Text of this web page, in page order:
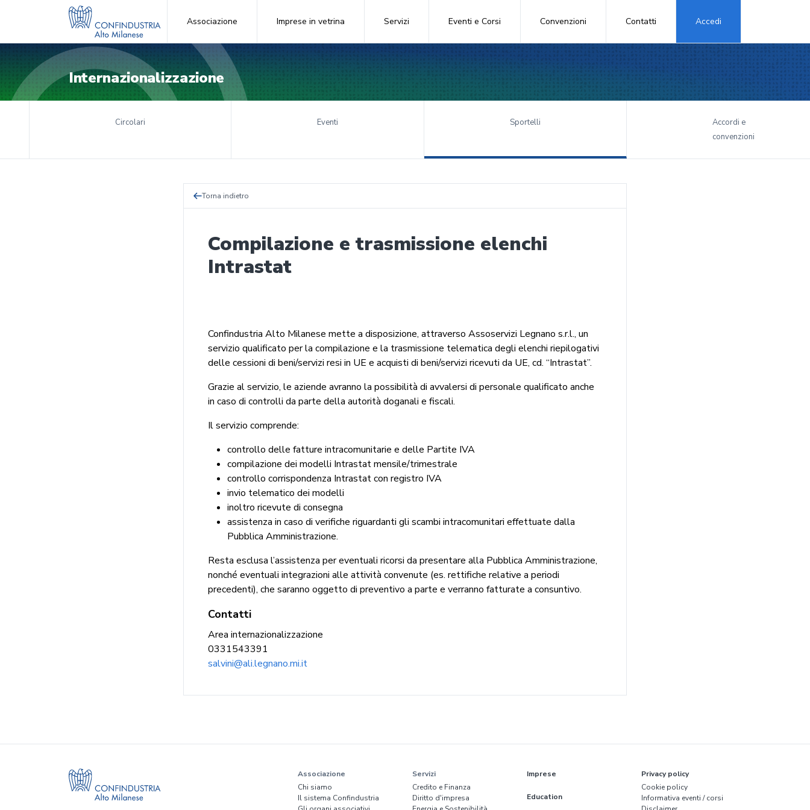
Associazione Imprese in vetrina Servizi Eventi e Corsi Convenzioni Contatti Accedi
Internazionalizzazione
Circolari Eventi Sportelli
Accordi e
convenzioni
Torna indietro
Compilazione e trasmissione elenchi
Intrastat
Confindustria Alto Milanese mette a disposizione, attraverso Assoservizi Legnano s.r.l., un
servizio qualificato per la compilazione e la trasmissione telematica degli elenchi riepilogativi
delle cessioni di beni/servizi resi in UE e acquisti di beni/servizi ricevuti da UE, cd. “Intrastat”.
Grazie al servizio, le aziende avranno la possibilità di avvalersi di personale qualificato anche
in caso di controlli da parte della autorità doganali e fiscali.
Il servizio comprende:
controllo delle fatture intracomunitarie e delle Partite IVA
compilazione dei modelli Intrastat mensile/trimestrale
controllo corrispondenza Intrastat con registro IVA
invio telematico dei modelli
inoltro ricevute di consegna
assistenza in caso di verifiche riguardanti gli scambi intracomunitari effettuate dalla
Pubblica Amministrazione.
Resta esclusa l’assistenza per eventuali ricorsi da presentare alla Pubblica Amministrazione,
nonché eventuali integrazioni alle attività convenute (es. rettifiche relative a periodi
precedenti), che saranno oggetto di preventivo a parte e verranno fatturate a consuntivo.
Contatti
Area internazionalizzazione
0331543391
salvini@ali.legnano.mi.it
Associazione
Chi siamo
Il sistema Confindustria
Servizi
Credito e Finanza
Diritto d'impresa
Imprese
Education
Privacy policy
Cookie policy
Informativa eventi / corsi